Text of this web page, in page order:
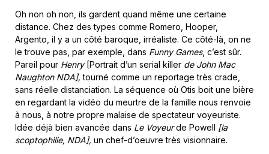
Oh non oh non, ils gardent quand même une certaine
distance. Chez des types comme Romero, Hooper,
Argento, il y a un côté baroque, irréaliste. Ce côté-là, on ne
le trouve pas, par exemple, dans Funny Games, c’est sûr.
Pareil pour Henry[Portrait d’un serial killer de John Mac
Naughton NDA], tourné comme un reportage très crade,
sans réelle distanciation. La séquence où Otis boit une bière
en regardant la vidéo du meurtre de la famille nous renvoie
à nous, à notre propre malaise de spectateur voyeuriste.
Idée déjà bien avancée dans Le Voyeurde Powell [la
scoptophilie, NDA], un chef-d’oeuvre très visionnaire.